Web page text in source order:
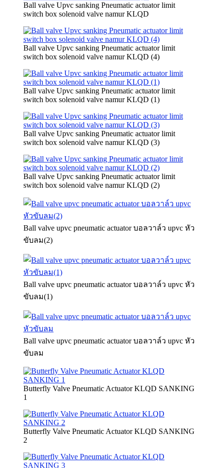
Ball valve Upvc sanking Pneumatic actuator limit
switch box solenoid valve namur KLQD
Ball valve Upvc sanking Pneumatic actuator limit
switch box solenoid valve namur KLQD (4)
Ball valve Upvc sanking Pneumatic actuator limit
switch box solenoid valve namur KLQD (1)
Ball valve Upvc sanking Pneumatic actuator limit
switch box solenoid valve namur KLQD (3)
Ball valve Upvc sanking Pneumatic actuator limit
switch box solenoid valve namur KLQD (2)
Ball valve upvc pneumatic actuator บอลวาล์ว upvc หัว
ขับลม(2)
Ball valve upvc pneumatic actuator บอลวาล์ว upvc หัว
ขับลม(1)
Ball valve upvc pneumatic actuator บอลวาล์ว upvc หัว
ขับลม
Butterfly Valve Pneumatic Actuator KLQD SANKING
1
Butterfly Valve Pneumatic Actuator KLQD SANKING
2